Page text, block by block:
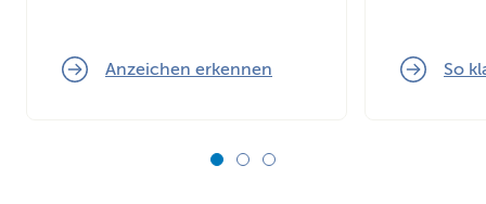
Anzeichen erkennen So